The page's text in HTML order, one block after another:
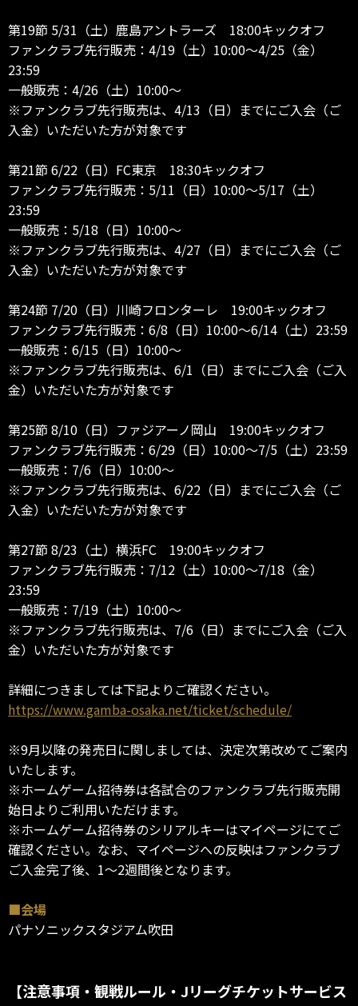
第19節 5/31（土）鹿島アントラーズ 18:00キックオフ
ファンクラブ先行販売：4/19（土）10:00～4/25（金）
23:59
一般販売：4/26（土）10:00～
※ファンクラブ先行販売は、4/13（日）までにご入会（ご
入金）いただいた方が対象です
第21節 6/22（日）FC東京 18:30キックオフ
ファンクラブ先行販売：5/11（日）10:00～5/17（土）
23:59
一般販売：5/18（日）10:00～
※ファンクラブ先行販売は、4/27（日）までにご入会（ご
入金）いただいた方が対象です
第24節 7/20（日）川崎フロンターレ 19:00キックオフ
ファンクラブ先行販売：6/8（日）10:00～6/14（土）23:59
一般販売：6/15（日）10:00～
※ファンクラブ先行販売は、6/1（日）までにご入会（ご入
金）いただいた方が対象です
第25節 8/10（日）ファジアーノ岡山 19:00キックオフ
ファンクラブ先行販売：6/29（日）10:00～7/5（土）23:59
一般販売：7/6（日）10:00～
※ファンクラブ先行販売は、6/22（日）までにご入会（ご
入金）いただいた方が対象です
第27節 8/23（土）横浜FC 19:00キックオフ
ファンクラブ先行販売：7/12（土）10:00～7/18（金）
23:59
一般販売：7/19（土）10:00～
※ファンクラブ先行販売は、7/6（日）までにご入会（ご入
金）いただいた方が対象です
詳細につきましては下記よりご確認ください。
https://www.gamba-osaka.net/ticket/schedule/
※9月以降の発売日に関しましては、決定次第改めてご案内
いたします。
※ホームゲーム招待券は各試合のファンクラブ先行販売開
始日よりご利用いただけます。
※ホームゲーム招待券のシリアルキーはマイページにてご
確認ください。なお、マイページへの反映はファンクラブ
ご入金完了後、1～2週間後となります。
■会場
パナソニックスタジアム吹田
【注意事項・観戦ルール・Jリーグチケットサービス